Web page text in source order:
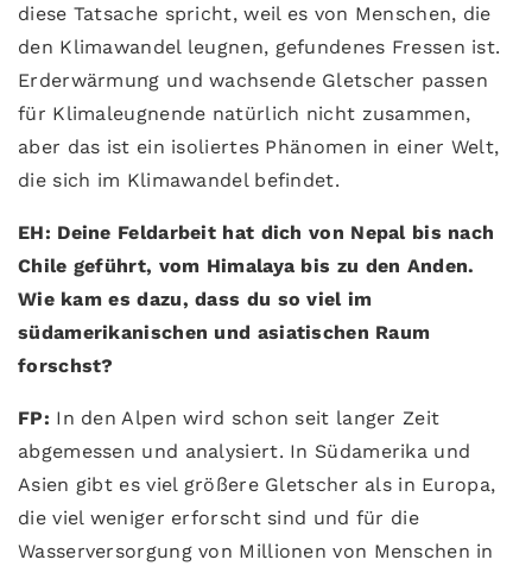
diese Tatsache spricht, weil es von Menschen, die
den Klimawandel leugnen, gefundenes Fressen ist.
Erderwärmung und wachsende Gletscher passen
für Klimaleugnende natürlich nicht zusammen,
aber das ist ein isoliertes Phänomen in einer Welt,
die sich im Klimawandel befindet.
EH: Deine Feldarbeit hat dich von Nepal bis nach
Chile geführt, vom Himalaya bis zu den Anden.
Wie kam es dazu, dass du so viel im
südamerikanischen und asiatischen Raum
forschst?
FP: In den Alpen wird schon seit langer Zeit
abgemessen und analysiert. In Südamerika und
Asien gibt es viel größere Gletscher als in Europa,
die viel weniger erforscht sind und für die
Wasserversorgung von Millionen von Menschen in